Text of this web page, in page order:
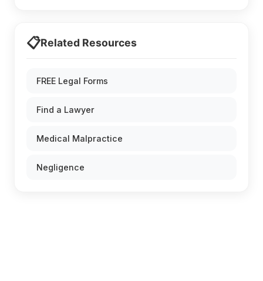
📋Related Resources
FREE Legal Forms
Find a Lawyer
Medical Malpractice
Negligence